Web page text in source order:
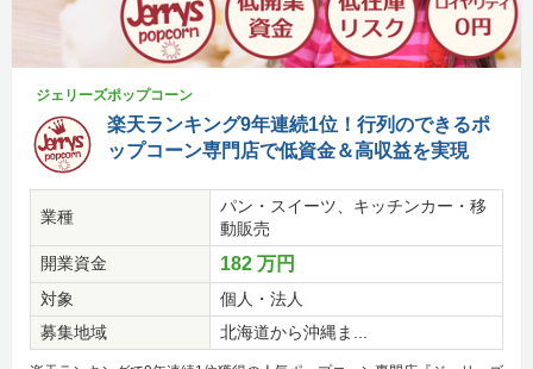
ジェリーズポップコーン
楽天ランキング9年連続1位！行列のできるポ
ップコーン専門店で低資金＆高収益を実現
業種
パン・スイーツ、キッチンカー・移
動販売
開業資金
182 万円
対象
個人・法人
募集地域
北海道から沖縄ま...